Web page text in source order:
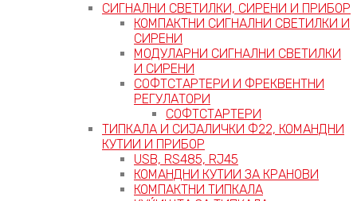
СИГНАЛНИ СВЕТИЛКИ, СИРЕНИ И ПРИБОР
КОМПАКТНИ СИГНАЛНИ СВЕТИЛКИ И
СИРЕНИ
МОДУЛАРНИ СИГНАЛНИ СВЕТИЛКИ
И СИРЕНИ
СОФТСТАРТЕРИ И ФРЕКВЕНТНИ
РЕГУЛАТОРИ
СОФТСТАРТЕРИ
ТИПКАЛА И СИЈАЛИЧКИ Ф22, КОМАНДНИ
КУТИИ И ПРИБОР
USB, RS485, RJ45
КОМАНДНИ КУТИИ ЗА КРАНОВИ
КОМПАКТНИ ТИПКАЛА